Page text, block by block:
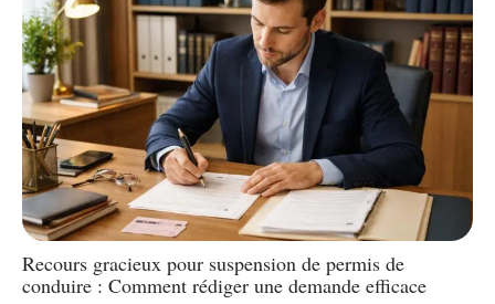
Recours gracieux pour suspension de permis de
conduire : Comment rédiger une demande efficace